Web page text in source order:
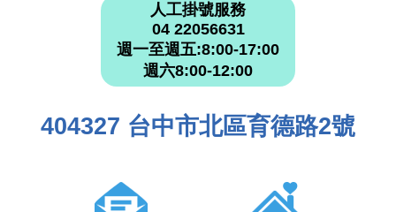
人工掛號服務
04 22056631
週一至週五:8:00-17:00
週六8:00-12:00
404327 台中市北區育德路2號